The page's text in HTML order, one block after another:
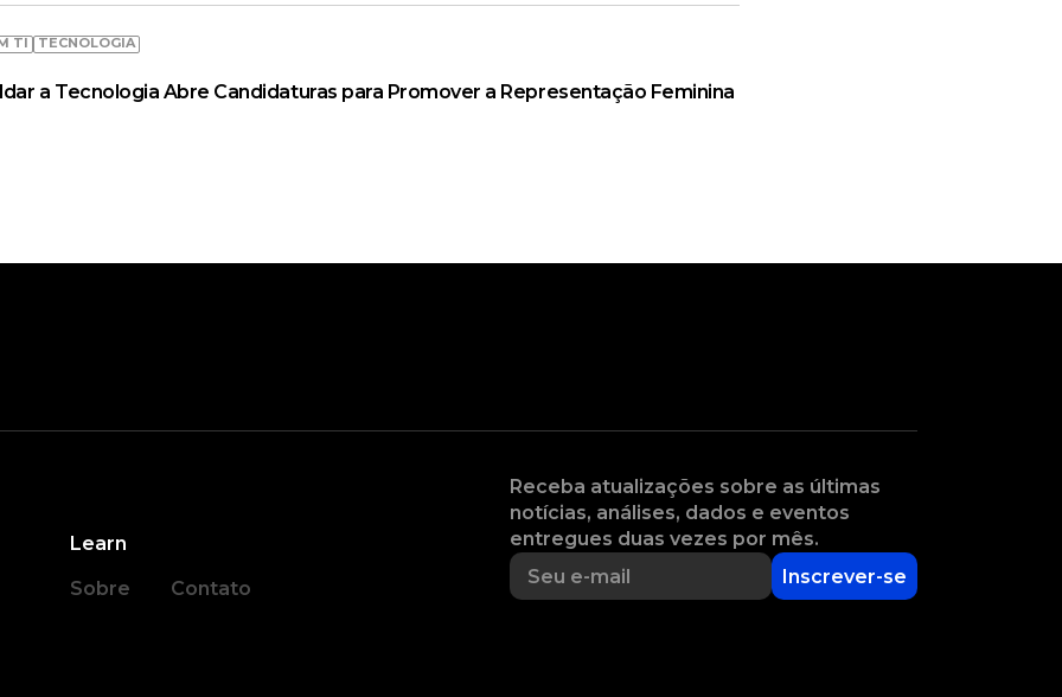
TI TECNOLOGIA
a Tecnologia Abre Candidaturas para Promover a Representação Feminina
Learn
Sobre
Contato
Receba atualizações sobre as últimas
notícias, análises, dados e eventos
entregues duas vezes por mês.
Inscrever-se